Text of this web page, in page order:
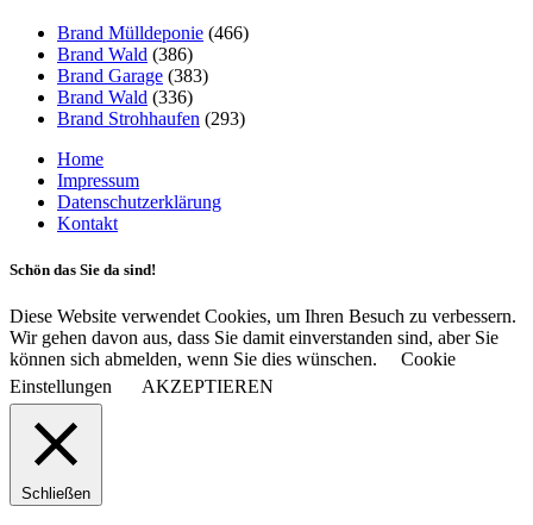
Brand Mülldeponie (466)
Brand Wald (386)
Brand Garage (383)
Brand Wald (336)
Brand Strohhaufen (293)
Home
Impressum
Datenschutzerklärung
Kontakt
Schön das Sie da sind!
Diese Website verwendet Cookies, um Ihren Besuch zu verbessern.
Wir gehen davon aus, dass Sie damit einverstanden sind, aber Sie
können sich abmelden, wenn Sie dies wünschen.
Cookie
Einstellungen
AKZEPTIEREN
Schließen